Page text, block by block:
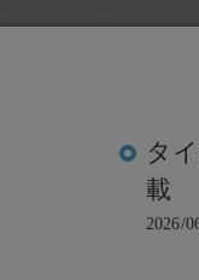
タ
載
2026/